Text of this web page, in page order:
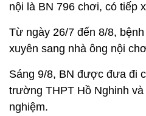
nội là BN 796 chơi, có tiếp
Từ ngày 26/7 đến 8/8,
xuyên sang nhà ông nội
Sáng 9/8, BN được đưa đi
trường THPT Hồ Nghinh
nghiệm.